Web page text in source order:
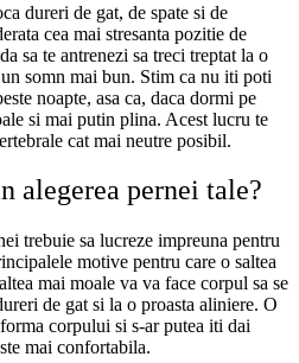
dureri de gat, de spate si de
cea mai stresanta pozitie de
sa te antrenezi sa treci treptat la o
somn mai bun. Stim ca nu iti poti
noapte, asa ca, daca dormi pe
si mai putin plina. Acest lucru te
cat mai neutre posibil.
alegerea pernei tale?
trebuie sa lucreze impreuna pentru
motive pentru care o saltea
mai moale va va face corpul sa se
de gat si la o proasta aliniere. O
corpului si s-ar putea iti dai
mai confortabila.